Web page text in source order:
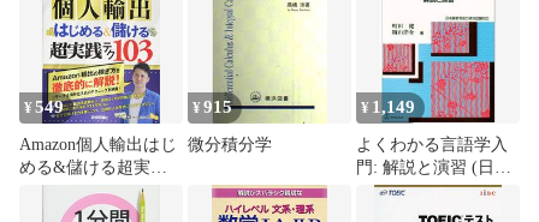
F:傷、汚れが甚だしい商品、裁断済みの商品
解答解説が掲載されています。
2023年発行の2024年合格目標です。
■記名の有無■
記名なし
¥549
Amazon個人輸出はじ
める&儲ける超実践
テク103
¥915
微分積分学
¥ 1,149
よくわかる言語学入
門: 解説と演習 (日本
語教師トレーニング
マニュアル 3)